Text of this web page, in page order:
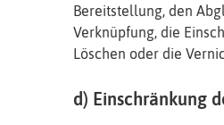
Bereitstellung, den
Verknüpfung, die
Löschen oder die
d) Einschränkung